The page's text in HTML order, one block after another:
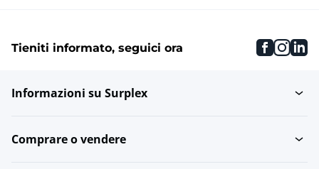
Tieniti informato, seguici ora
Informazioni su Surplex
Comprare o vendere